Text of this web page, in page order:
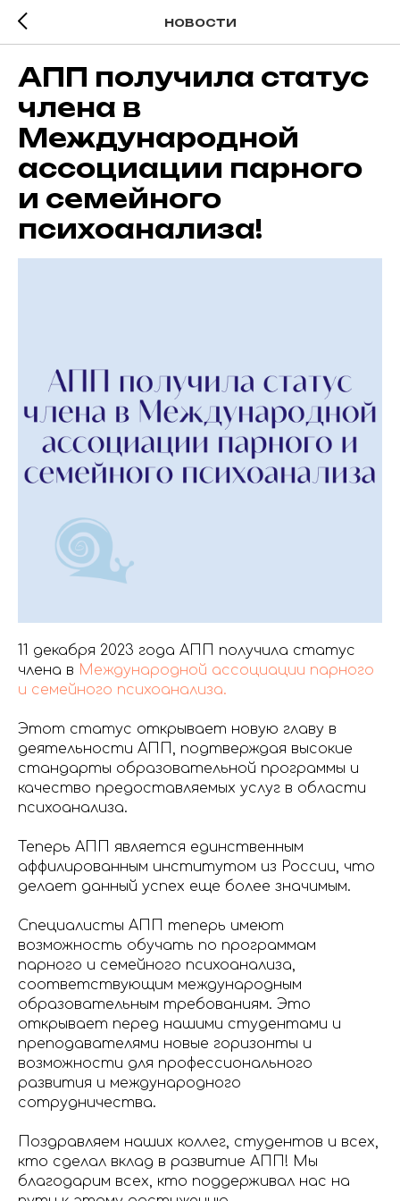
НОВОСТИ
АПП получила статус
члена в
Международной
ассоциации парного
и семейного
психоанализа!
11 декабря 2023 года АПП получила статус
члена в Международной ассоциации парного
и семейного психоанализа.
Этот статус открывает новую главу в
деятельности АПП, подтверждая высокие
стандарты образовательной программы и
качество предоставляемых услуг в области
психоанализа.
Теперь АПП является единственным
аффилированным институтом из России, что
делает данный успех еще более значимым.
Специалисты АПП теперь имеют
возможность обучать по программам
парного и семейного психоанализа,
соответствующим международным
образовательным требованиям. Это
открывает перед нашими студентами и
преподавателями новые горизонты и
возможности для профессионального
развития и международного
сотрудничества.
Поздравляем наших коллег, студентов и всех,
кто сделал вклад в развитие АПП! Мы
благодарим всех, кто поддерживал нас на